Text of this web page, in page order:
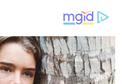
का ब्यौरा